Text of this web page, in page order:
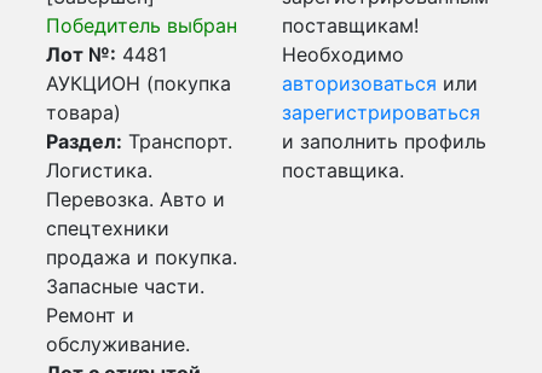
Победитель выбран
Лот №: 4481
АУКЦИОН (покупка
товара)
Раздел: Транспорт.
Логистика.
Перевозка. Авто и
спецтехники
продажа и покупка.
Запасные части.
Ремонт и
обслуживание.
поставщикам!
Необходимо
авторизоваться или
зарегистрироваться
и заполнить профиль
поставщика.